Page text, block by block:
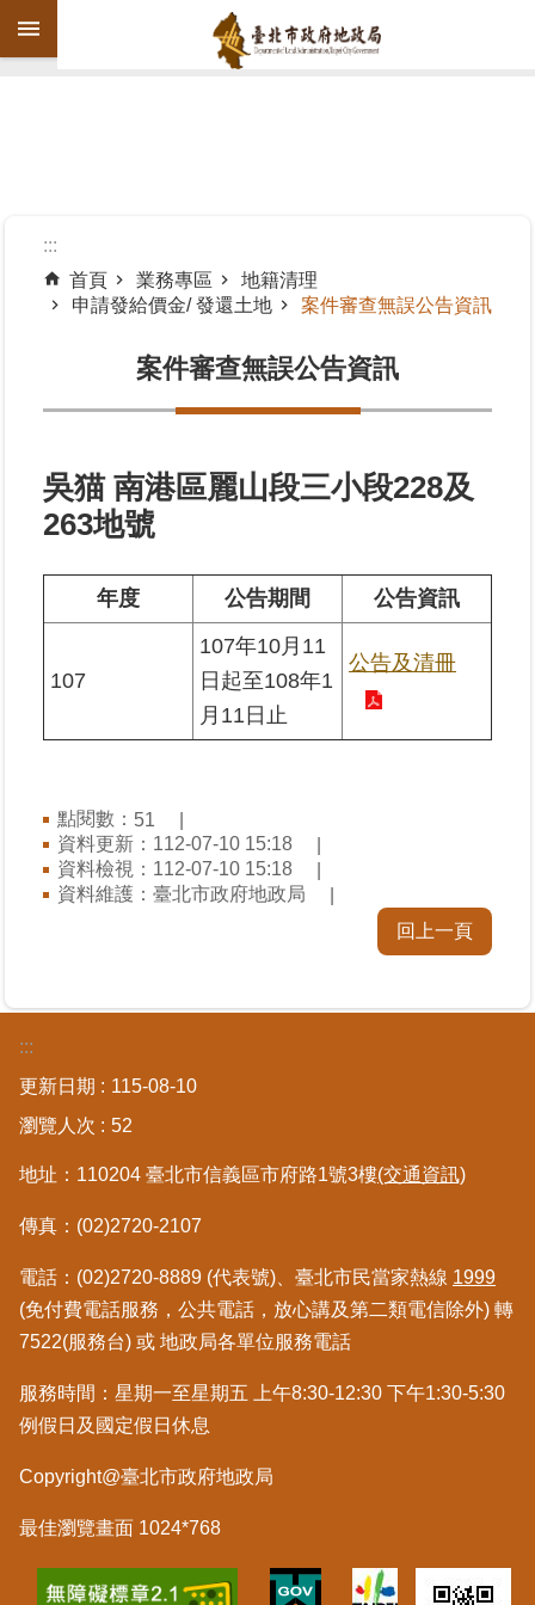
跳到主要內容區塊
機
告
資
訊
務
區
詢
網
路
業
區
合
訊
熱
門
關
字
都
地
資
:::
首頁
業務專區
地籍清理
申請發給價金/ 發還土地
案件審查無誤公告資訊
案件審查無誤公告資訊
吳猫 南港區麗山段三小段228及
263地號
年度 公告期間 公告資訊
107
107年10月11
日起至108年1
月11日止
公告及清冊
點閱數： 51
資料更新：112-07-10 15:18
資料檢視：112-07-10 15:18
資料維護：臺北市政府地政局
回上一頁
:::
更新日期
115-08-10
瀏覽人次
52
地址：110204 臺北市信義區市府路1號3樓(交通資訊)
傳真：(02)2720-2107
電話：(02)2720-8889 (代表號)、臺北市民當家熱線 1999
(免付費電話服務，公共電話，放心講及第二類電信除外) 轉
7522(服務台) 或 地政局各單位服務電話
服務時間：星期一至星期五 上午8:30-12:30 下午1:30-5:30
例假日及國定假日休息
Copyright@臺北市政府地政局
最佳瀏覽畫面 1024*768